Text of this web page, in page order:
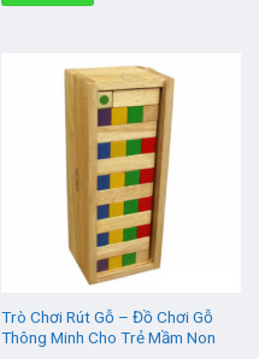
Trò Chơi Rút Gỗ – Đồ Chơi Gỗ
Thông Minh Cho Trẻ Mầm Non